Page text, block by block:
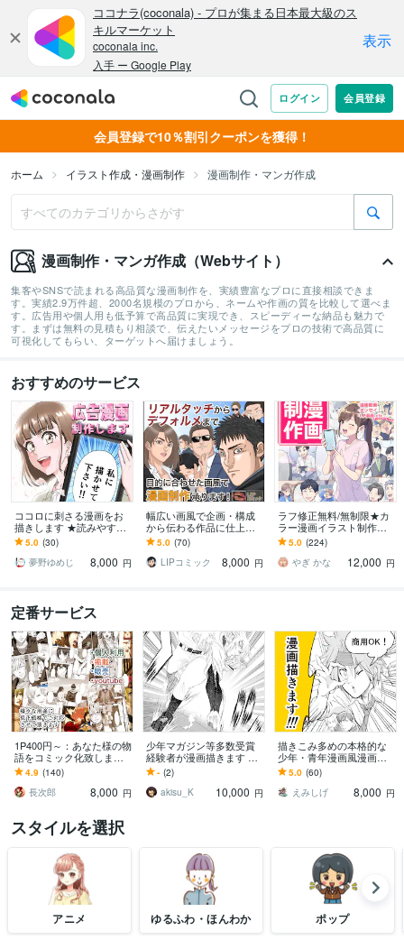
会員登録で10％割引クーポンを獲得！
ホーム イラスト作成・漫画制作 漫画制作・マンガ作成
漫画制作・マンガ作成（Webサイト）
集客やSNSで読まれる高品質な漫画制作を、実績豊富なプロに直接相談できま
す。実績2.9万件超、2000名規模のプロから、ネームや作画の質を比較して選べま
す。広告用や個人用も低予算で高品質に実現でき、スピーディーな納品も魅力で
す。まずは無料の見積もり相談で、伝えたいメッセージをプロの技術で高品質に
可視化してもらい、ターゲットへ届けましょう。
おすすめのサービス
ココロに刺さる漫画をお
描きします ★読みやす
い！分かりやすい！目に
留まる漫画をお描きしま
す！★
5.0 (30)
夢野ゆめじ
8,000 円
幅広い画風で企画・構成
から伝わる作品に仕上げ
ます PR・創作・実話の漫
画化～漫画動画展開まで
対応いたします！
5.0 (70)
LIPコミック
8,000 円
ラフ修正無料/無制限★カ
ラー漫画イラスト制作し
ます YouTube広告・LP広
告・各種SNS対応しま
す！
5.0 (224)
やぎ かな
12,000 円
定番サービス
1P400円～：あなた様の物
語をコミック化致します
幅広いご希望を低価格で
実現させて頂きます
4.9 (140)
長次郎
8,000 円
少年マガジン等多数受賞
経験者が漫画描きます 少
年漫画からPR漫画までご
希望に添った作品を提供
します
- (2)
akisu_K
10,000 円
描きこみ多めの本格的な
少年・青年漫画風漫画描
きます グレードの高い漫
画で見てる人を引き付け
ます！（印刷可能）
5.0 (60)
えみしげ
8,000 円
スタイルを選択
アニメ ゆるふわ・ほんわか ポップ